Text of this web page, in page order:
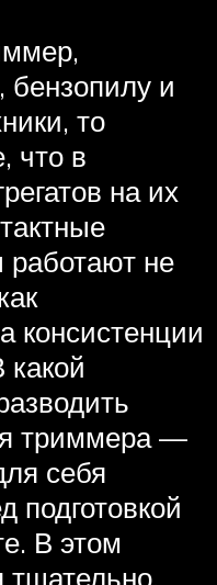
бензопилу и
то
что в
на их
не
консистенции
триммера —
себя
подготовкой
В этом
тщательно,